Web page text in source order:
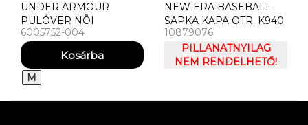
UNDER ARMOUR
PULÓVER NÕI
PULÓVER UNDER
ARMOUR UA DRIVE
MIDLAYER PULLOVER-
BLK
6005752-004
M
NEW ERA BASEBALL
SAPKA KAPA OTR. K940
LEAGUE BASIC NY
10879076
PILLANATNYILAG
NEM RENDELHETŐ!